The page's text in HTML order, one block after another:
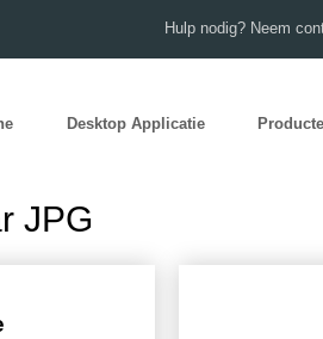
Hulp nodig? Neem
Desktop Applicatie
JPG